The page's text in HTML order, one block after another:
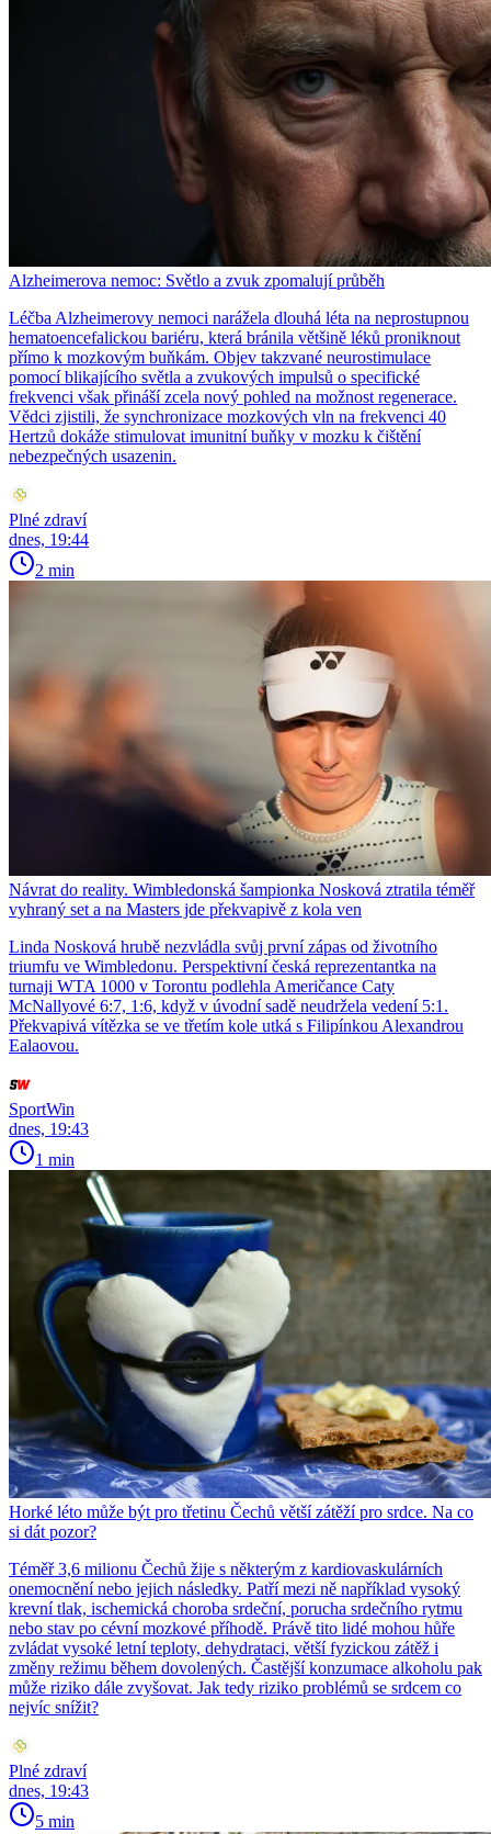
Alzheimerova nemoc: Světlo a zvuk zpomalují průběh
Léčba Alzheimerovy nemoci narážela dlouhá léta na neprostupnou
hematoencefalickou bariéru, která bránila většině léků proniknout
přímo k mozkovým buňkám. Objev takzvané neurostimulace
pomocí blikajícího světla a zvukových impulsů o specifické
frekvenci však přináší zcela nový pohled na možnost regenerace.
Vědci zjistili, že synchronizace mozkových vln na frekvenci 40
Hertzů dokáže stimulovat imunitní buňky v mozku k čištění
nebezpečných usazenin.
Plné zdraví
dnes, 19:44
2 min
Návrat do reality. Wimbledonská šampionka Nosková ztratila téměř
vyhraný set a na Masters jde překvapivě z kola ven
Linda Nosková hrubě nezvládla svůj první zápas od životního
triumfu ve Wimbledonu. Perspektivní česká reprezentantka na
turnaji WTA 1000 v Torontu podlehla Američance Caty
McNallyové 6:7, 1:6, když v úvodní sadě neudržela vedení 5:1.
Překvapivá vítězka se ve třetím kole utká s Filipínkou Alexandrou
Ealaovou.
SportWin
dnes, 19:43
1 min
Horké léto může být pro třetinu Čechů větší zátěží pro srdce. Na co
si dát pozor?
Téměř 3,6 milionu Čechů žije s některým z kardiovaskulárních
onemocnění nebo jejich následky. Patří mezi ně například vysoký
krevní tlak, ischemická choroba srdeční, porucha srdečního rytmu
nebo stav po cévní mozkové příhodě. Právě tito lidé mohou hůře
zvládat vysoké letní teploty, dehydrataci, větší fyzickou zátěž i
změny režimu během dovolených. Častější konzumace alkoholu pak
může riziko dále zvyšovat. Jak tedy riziko problémů se srdcem co
nejvíc snížit?
Plné zdraví
dnes, 19:43
5 min